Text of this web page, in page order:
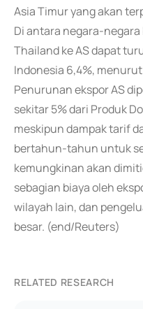
Asia Timur yang akan
Di antara negara-negara
Thailand ke AS dapat
Indonesia 6,4%, menurut
Penurunan ekspor AS
sekitar 5% dari Produk
meskipun dampak tarif
bertahun-tahun untuk
kemungkinan akan
sebagian biaya oleh
wilayah lain, dan
besar. (end/Reuters)
RELATED RESEARCH